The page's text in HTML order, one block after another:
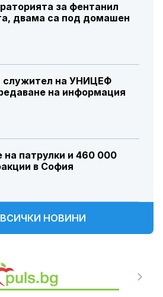
за фентанил
двама са под домашен
служител на УНИЦЕФ
на информация
на патрулки и 460 000
в София
НОВИНИ